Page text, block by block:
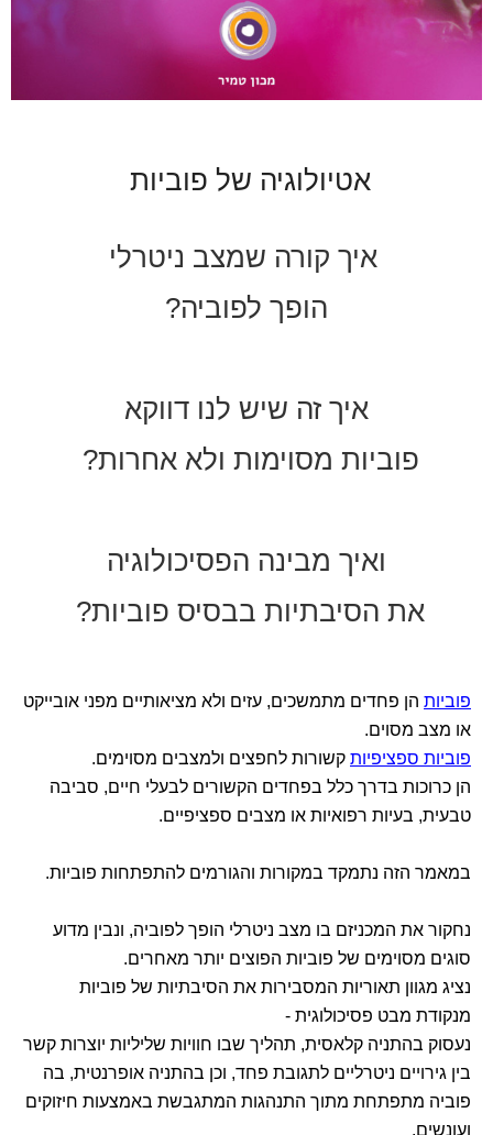
אטיולוגיה של פוביות
איך קורה שמצב ניטרלי
הופך לפוביה?
איך זה שיש לנו דווקא
פוביות מסוימות ולא אחרות?
ואיך מבינה הפסיכולוגיה
את הסיבתיות בבסיס פוביות?
פוביות הן פחדים מתמשכים, עזים ולא מציאותיים מפני אובייקט
או מצב מסוים.
פוביות ספציפיות קשורות לחפצים ולמצבים מסוימים.
הן כרוכות בדרך כלל בפחדים הקשורים לבעלי חיים, סביבה
טבעית, בעיות רפואיות או מצבים ספציפיים.
במאמר הזה נתמקד במקורות והגורמים להתפתחות פוביות.
נחקור את המכניזם בו מצב ניטרלי הופך לפוביה, ונבין מדוע
סוגים מסוימים של פוביות הפוצים יותר מאחרים.
נציג מגוון תאוריות המסבירות את הסיבתיות של פוביות
מנקודת מבט פסיכולוגית -
נעסוק בהתניה קלאסית, תהליך שבו חוויות שליליות יוצרות קשר
בין גירויים ניטרליים לתגובת פחד, וכן בהתניה אופרנטית, בה
פוביה מתפתחת מתוך התנהגות המתגבשת באמצעות חיזוקים
ועונשים.